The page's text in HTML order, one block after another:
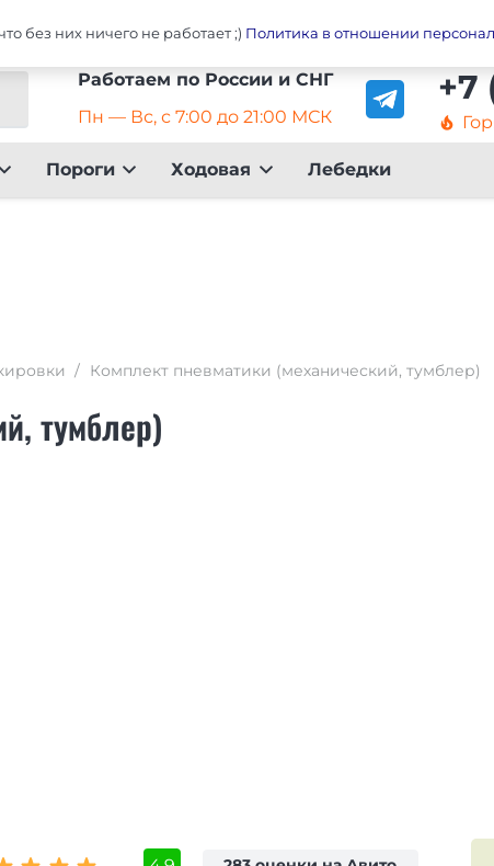
Главная Оплата
Работаем по России и СНГ
Пн — Вс, с 7:00 до 21:00 МСК
+7
local_fire_department
Пороги Ходовая Лебедки
/ Комплект пневматики (механический, тумблер)
тумблер)
без них ничего не работает ;) Политика в отношении